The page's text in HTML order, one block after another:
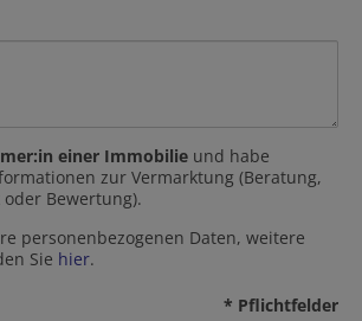
einer Immobilie und habe
zur Vermarktung (Beratung,
Bewertung).
personenbezogenen Daten, weitere
Sie hier.
* Pflichtfelder